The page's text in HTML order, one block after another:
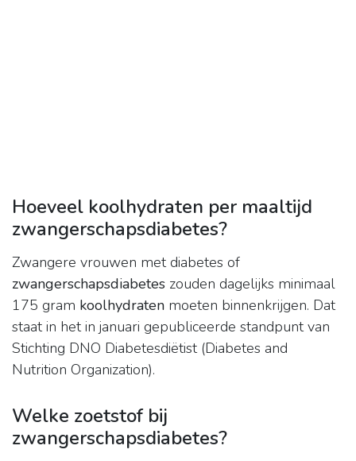
Hoeveel koolhydraten per maaltijd
zwangerschapsdiabetes?
Zwangere vrouwen met diabetes of
zwangerschapsdiabetes zouden dagelijks minimaal
175 gram koolhydraten moeten binnenkrijgen. Dat
staat in het in januari gepubliceerde standpunt van
Stichting DNO Diabetesdiëtist (Diabetes and
Nutrition Organization).
Welke zoetstof bij
zwangerschapsdiabetes?